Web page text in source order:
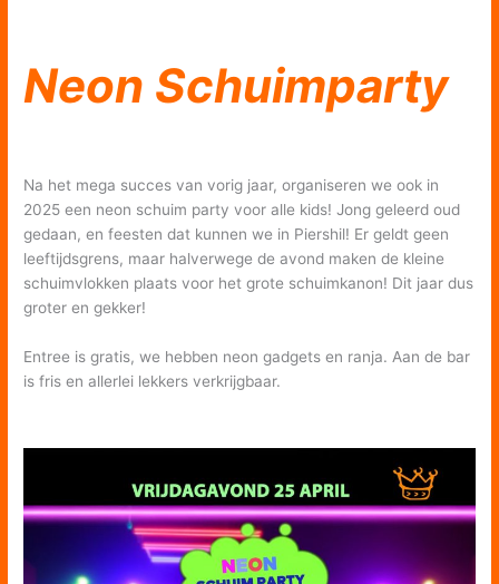
Neon Schuimparty
Na het mega succes van vorig jaar, organiseren we ook in
2025 een neon schuim party voor alle kids! Jong geleerd oud
gedaan, en feesten dat kunnen we in Piershil! Er geldt geen
leeftijdsgrens, maar halverwege de avond maken de kleine
schuimvlokken plaats voor het grote schuimkanon! Dit jaar dus
groter en gekker!
Entree is gratis, we hebben neon gadgets en ranja. Aan de bar
is fris en allerlei lekkers verkrijgbaar.